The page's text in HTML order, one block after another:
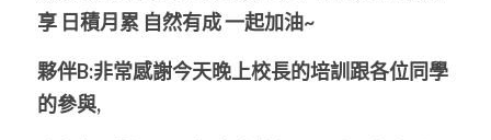
享 日積月累 自然有成一起加油~
夥伴B:非常感謝今天晚上校長的培訓跟各位同學
的參與,